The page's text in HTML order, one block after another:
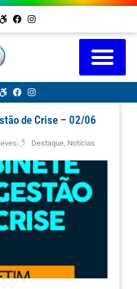
de Crise – 02/06
Destaque Notícias